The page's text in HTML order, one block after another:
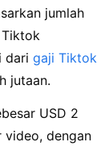
jumlah
dari gaji Tiktok
jutaan.
USD 2
video, dengan